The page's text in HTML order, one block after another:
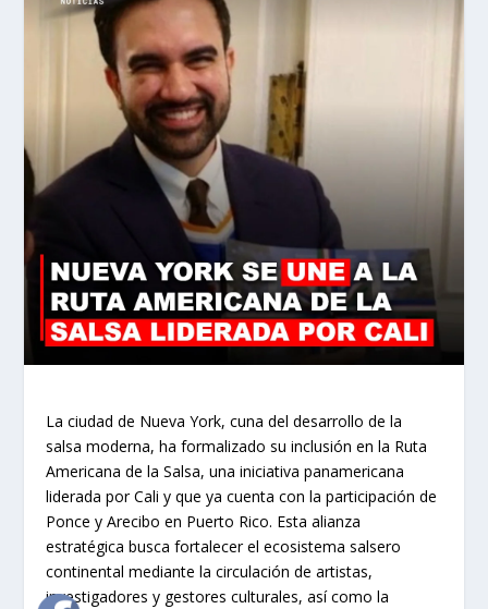
La ciudad de Nueva York, cuna del desarrollo de la
salsa moderna, ha formalizado su inclusión en la Ruta
Americana de la Salsa, una iniciativa panamericana
liderada por Cali y que ya cuenta con la participación de
Ponce y Arecibo en Puerto Rico. Esta alianza
estratégica busca fortalecer el ecosistema salsero
continental mediante la circulación de artistas,
investigadores y gestores culturales, así como la